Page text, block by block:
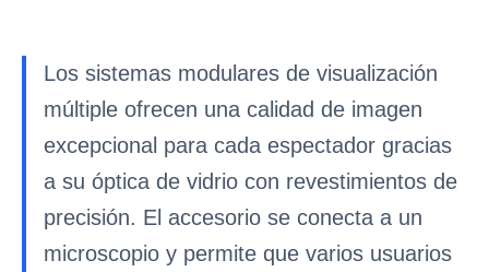
Los sistemas modulares de visualización
múltiple ofrecen una calidad de imagen
excepcional para cada espectador gracias
a su óptica de vidrio con revestimientos de
precisión. El accesorio se conecta a un
microscopio y permite que varios usuarios